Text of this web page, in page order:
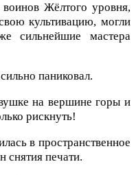
Жёлтого уровня,
культивацию, могли
сильнейшие мастера
паниковал.
на вершине горы и
рискнуть!
в пространственное
снятия печати.